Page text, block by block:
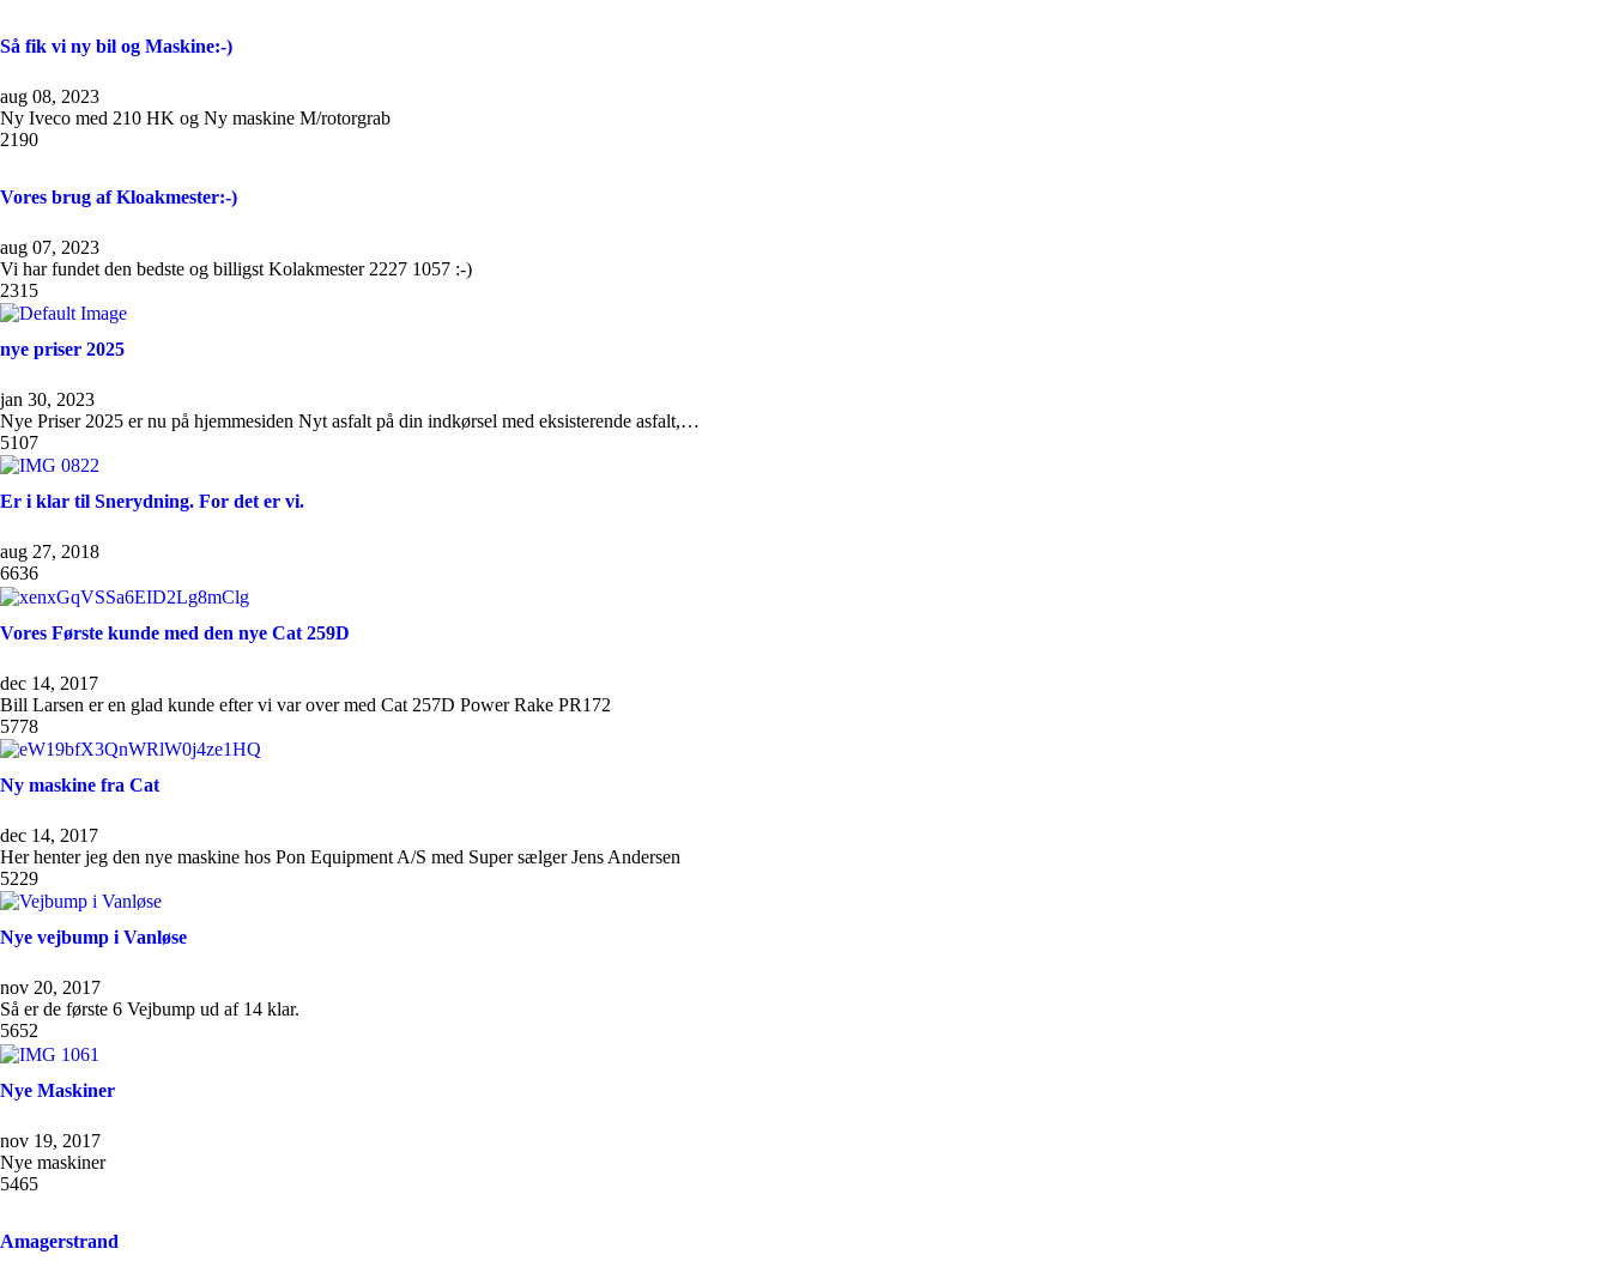
Så fik vi ny bil og Maskine:-)
aug 08, 2023
Ny Iveco med 210 HK og Ny maskine M/rotorgrab
2190
Vores brug af Kloakmester:-)
aug 07, 2023
Vi har fundet den bedste og billigst Kolakmester 2227 1057 :-)
2315
nye priser 2025
jan 30, 2023
Nye Priser 2025 er nu på hjemmesiden Nyt asfalt på din indkørsel med eksisterende asfalt,…
5107
Er i klar til Snerydning. For det er vi.
aug 27, 2018
6636
Vores Første kunde med den nye Cat 259D
dec 14, 2017
Bill Larsen er en glad kunde efter vi var over med Cat 257D Power Rake PR172
5778
Ny maskine fra Cat
dec 14, 2017
Her henter jeg den nye maskine hos Pon Equipment A/S med Super sælger Jens Andersen
5229
Nye vejbump i Vanløse
nov 20, 2017
Så er de første 6 Vejbump ud af 14 klar.
5652
Nye Maskiner
nov 19, 2017
Nye maskiner
5465
Amagerstrand